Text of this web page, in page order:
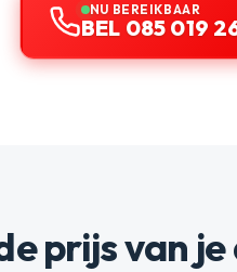
NU BEREIKBAAR
BEL 085 019
prijs van